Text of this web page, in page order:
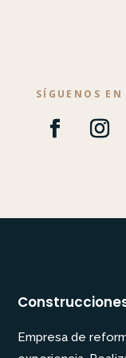
SÍGUENOS EN
Empresa de